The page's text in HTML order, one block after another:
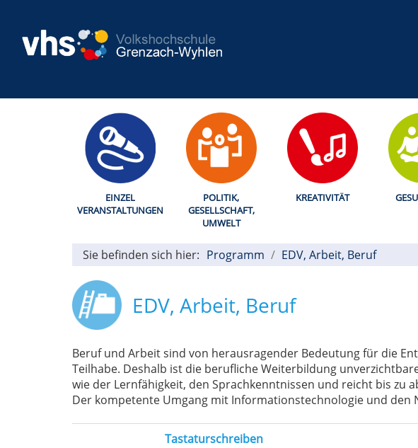
EINZEL
VERANSTALTUNGEN
POLITIK,
GESELLSCHAFT,
UMWELT
KREATIVITÄT
Sie befinden sich hier: Programm EDV, Arbeit, Beruf
EDV, Arbeit, Beruf
Beruf und Arbeit sind von herausragender Bedeutung für die
Teilhabe. Deshalb ist die berufliche Weiterbildung
wie der Lernfähigkeit, den Sprachkenntnissen und reicht bis zu
Der kompetente Umgang mit Informationstechnologie und den
Tastaturschreiben